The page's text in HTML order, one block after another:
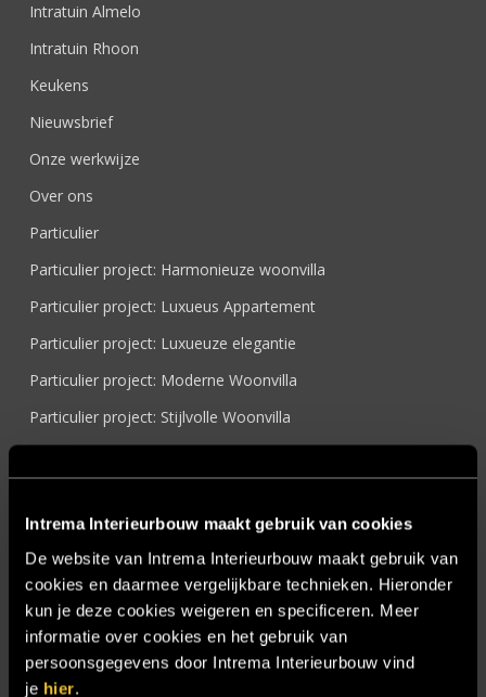
Intrema Interieurbouw maakt gebruik van cookies
De website van Intrema Interieurbouw maakt gebruik van
cookies en daarmee vergelijkbare technieken. Hieronder
kun je deze cookies weigeren en specificeren. Meer
informatie over cookies en het gebruik van
persoonsgegevens door Intrema Interieurbouw vind
je hier.
Intratuin Almelo
Intratuin Rhoon
Keukens
Nieuwsbrief
Onze werkwijze
Over ons
Particulier
Particulier project: Harmonieuze woonvilla
Particulier project: Luxueus Appartement
Particulier project: Luxueuze elegantie
Particulier project: Moderne Woonvilla
Particulier project: Stijlvolle Woonvilla
Referenties
Samenwerken
Sensire
Showroom
SIDN